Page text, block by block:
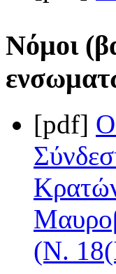
Νόμοι
[pdf] Ο
(Ν.